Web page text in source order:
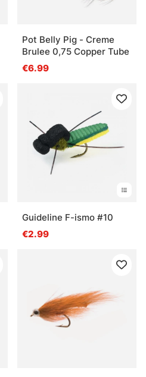
Pot Belly Pig - Creme
Brulee 0,75 Copper Tube
€6.99
Guideline F-ismo #10
€2.99